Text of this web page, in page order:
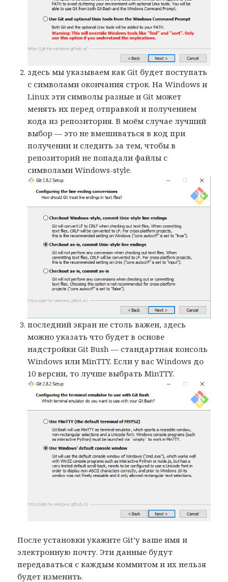
здесь мы указываем как Git будет поступать
с символами окончания строк. На Windows и
Linux эти символы разные и Git может
менять их перед отправкой и получением
кода из репозитория. В моём случае лучший
выбор — это не вмешиваться в код при
получении и следить за тем, чтобы в
репозиторий не попадали файлы с
символами Windows-style.
последний экран не столь важен, здесь
можно указать что будет в основе
надстройки Git Bush — стандартная консоль
Windows или MinTTY. Если у вас Windows до
10 версии, то лучше выбрать MinTTY.
После установки укажите Git’у ваше имя и
электронную почту. Эти данные будут
передаваться с каждым коммитом и их нельзя
будет изменить.